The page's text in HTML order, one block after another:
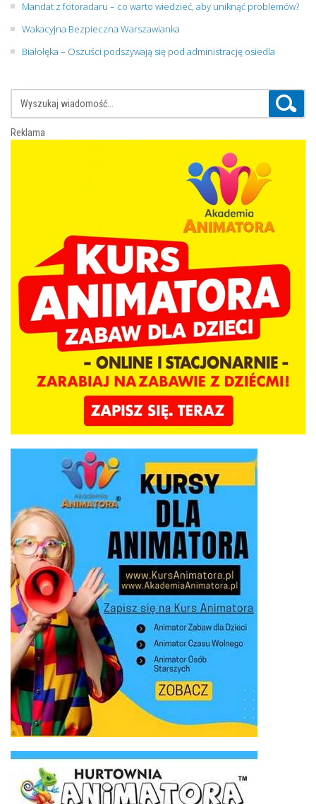
Mandat z fotoradaru – co warto wiedzieć, aby uniknąć problemów?
Wakacyjna Bezpieczna Warszawianka
Białołęka – Oszuści podszywają się pod administrację osiedla
Reklama